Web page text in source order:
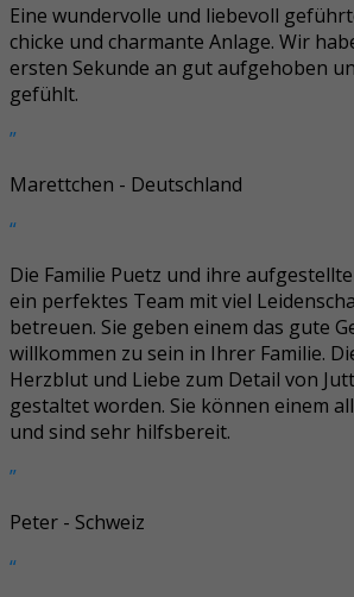
Eine wundervolle und liebevoll
chicke und charmante Anlage. Wir
ersten Sekunde an gut aufgehoben
gefühlt.
”
Marettchen - Deutschland
“
Die Familie Puetz und ihre
ein perfektes Team mit viel
betreuen. Sie geben einem das gute
willkommen zu sein in Ihrer Familie.
Herzblut und Liebe zum Detail von
gestaltet worden. Sie können einem
und sind sehr hilfsbereit.
”
Peter - Schweiz
“